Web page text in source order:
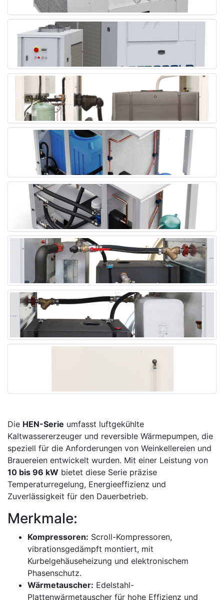
Die HEN-Serie umfasst luftgekühlte
Kaltwassererzeuger und reversible Wärmepumpen, die
speziell für die Anforderungen von Weinkellereien und
Brauereien entwickelt wurden. Mit einer Leistung von
10 bis 96 kW bietet diese Serie präzise
Temperaturregelung, Energieeffizienz und
Zuverlässigkeit für den Dauerbetrieb.
Merkmale:
Kompressoren: Scroll-Kompressoren,
vibrationsgedämpft montiert, mit
Kurbelgehäuseheizung und elektronischem
Phasenschutz.
Wärmetauscher: Edelstahl-
Plattenwärmetauscher für hohe Effizienz und